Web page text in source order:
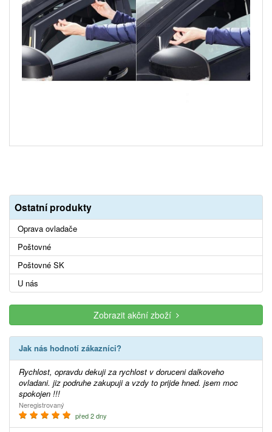
Ostatní produkty
Oprava ovladače
Poštovné
Poštovné SK
U nás
Zobrazit akční zboží
Jak nás hodnotí zákazníci?
Rychlost, opravdu dekuji za rychlost v doruceni dalkoveho
ovladani. jiz podruhe zakupuji a vzdy to prijde hned. jsem moc
spokojen !!!
Neregistrovaný
před 2 dny